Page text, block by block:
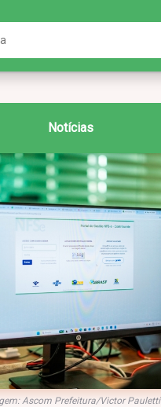
Notícias
Ascom Prefeitura/Victor Pauletti